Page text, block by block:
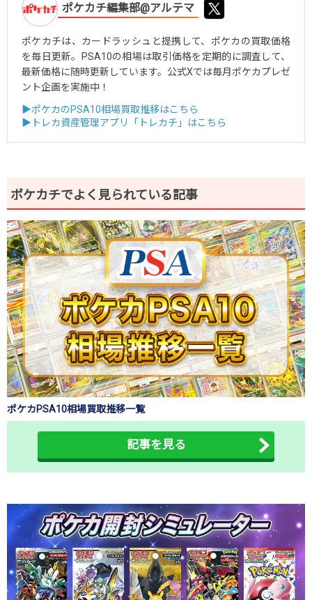
ポケカチ編集部@アルテマ
ポケカチは、カードラッシュと提携して、ポケカの買取価格
を毎日更新。PSA10の相場は取引価格を定期的に調査して、
最新価格に随時更新しています。公式Xでは毎月ポケカプレゼ
ント企画を実施中！
▶ポケカのPSA10相場買取推移はこちら
▶トレカ資産管理アプリ「トレカチ」はこちら
ポケカチでよく見られている記事
ポケカPSA10相場買取推移一覧
記事を見る